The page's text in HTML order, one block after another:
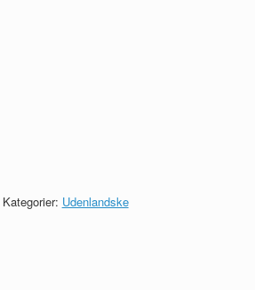
Kategorier: Udenlandske